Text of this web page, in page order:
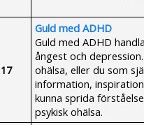
17
Guld med ADHD
Guld med ADHD
ångest och
ohälsa, eller du som
information,
kunna sprida
psykisk ohälsa.